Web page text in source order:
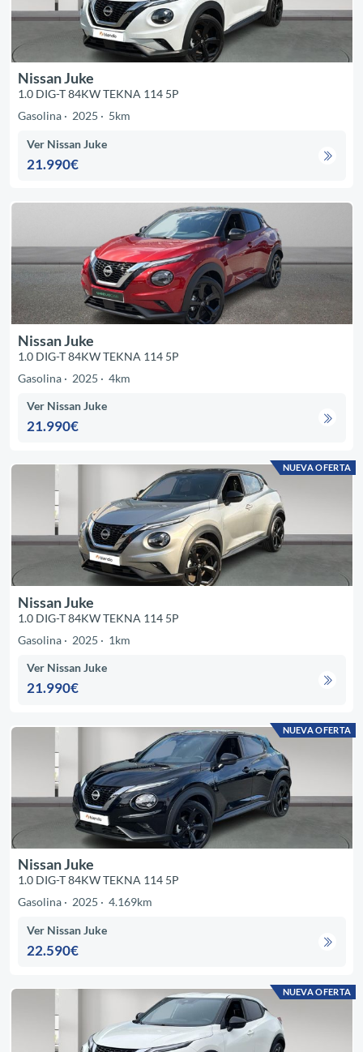
Nissan Juke
1.0 DIG-T 84KW TEKNA 114 5P
Gasolina
2025 5km
Ver Nissan Juke
21.990€
Nissan Juke
1.0 DIG-T 84KW TEKNA 114 5P
Gasolina
2025 4km
Ver Nissan Juke
21.990€
NUEVA OFERTA
Nissan Juke
1.0 DIG-T 84KW TEKNA 114 5P
Gasolina
2025 1km
Ver Nissan Juke
21.990€
NUEVA OFERTA
Nissan Juke
1.0 DIG-T 84KW TEKNA 114 5P
Gasolina
2025 4.169km
Ver Nissan Juke
22.590€
NUEVA OFERTA